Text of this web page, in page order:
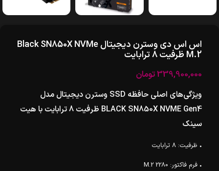
اس اس دی وسترن دیجیتال Black SN850X NVMe
M.2 ظرفیت 8 ترابایت
339,900,000تومان
ویژگی‌های اصلی حافظه SSD وسترن دیجیتال مدل
BLACK SN850X NVME Gen4 ظرفیت 8 ترابایت با هیت
سینک
• ظرفیت: 8 ترابایت
• فرم فاکتور: M.2 2280